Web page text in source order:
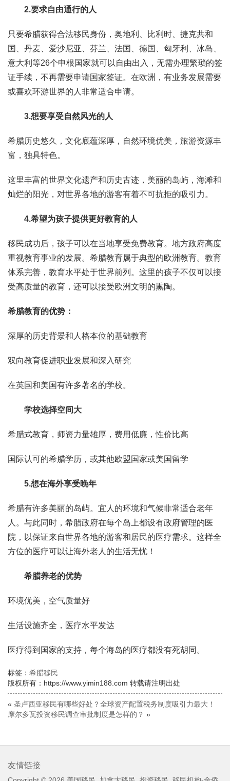
2.要求自由通行的人
只要希腊获得合法移民身份，奥地利、比利时、捷克共和
国、丹麦、爱沙尼亚、芬兰、法国、德国、匈牙利、冰岛、
意大利等26个申根国家就可以自由出入，无需办理繁琐的签
证手续，不再需要申请国家签证。在欧洲，有业务发展需要
或喜欢环游世界的人非常适合申请。
3.想要享受自然风光的人
希腊历史悠久，文化底蕴深厚，自然环境优美，旅游资源丰
富，独具特色。
这里丰富的世界文化遗产和历史古迹，美丽的岛屿，海滩和
灿烂的阳光，对世界各地的游客有着不可抗拒的吸引力。
4.希望为孩子提供更好教育的人
移民成功后，孩子可以在当地享受免费教育。地方政府高度
重视教育事业的发展。希腊教育属于典型的欧洲教育。教育
体系完善，教育水平处于世界前列。这里的孩子不仅可以接
受高质量的教育，还可以接受欧洲文明的熏陶。
希腊教育的优势：
深厚的历史背景和人格本位的基础教育
双向教育促进职业发展和深入研究
在英国和美国有许多著名的学校。
学校选择空间大
希腊式教育，师资力量雄厚，费用低廉，性价比高
国际认可的希腊学历，或其他欧盟国家或美国留学
5.想在海外享受晚年
希腊有许多美丽的岛屿。宜人的环境和气候非常适合老年
人。与此同时，希腊政府在每个岛上都设有政府管理的医
院，以保证来自世界各地的游客和居民的医疗需求。这样全
方位的医疗可以让海外老人的生活无忧！
希腊养老的优势
环境优美，空气质量好
生活设施齐全，医疗水平发达
医疗得到国家的支持，每个海岛的医疗都没有死胡同。
标签： 希腊移民
版权所有：https://www.yimin188.com 转载请注明出处
« 圣卢西亚移民有哪些好处？全球资产配置税务制度吸引力最大！
摩尔多瓦投资移民调查审批制度是怎样的？ »
友情链接